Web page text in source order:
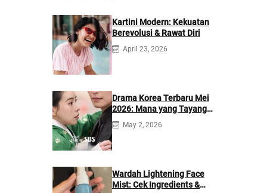
Kartini Modern: Kekuatan
Berevolusi & Rawat Diri
April 23, 2026
Drama Korea Terbaru Mei
2026: Mana yang Tayang
di Netflix?
May 2, 2026
Wardah Lightening Face
Mist: Cek Ingredients &